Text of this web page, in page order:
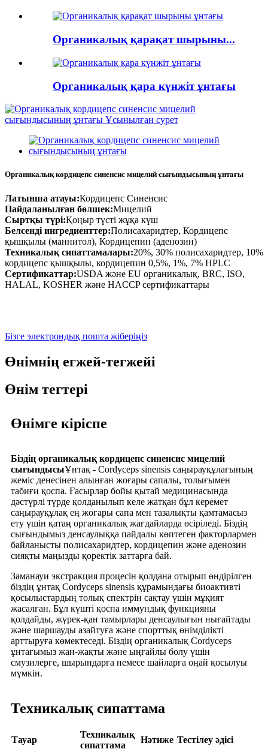
Органикалық қарақат шырыны...
Органикалық қара күнжіт ұнтағы
Органикалық кордицепс синенсис мицелий сығындысының ұнтағы
Латынша атауы:Кордицепс Синенсис
Пайдаланылған бөлшек:Мицелий
Сыртқы түрі:Қоңыр түсті жұқа күш
Белсенді ингредиенттер:Полисахаридтер, Кордицепс
қышқылы (маннитол), Кордицепин (аденозин)
Техникалық сипаттамалары:20%, 30% полисахаридтер, 10%
кордицепс қышқылы, кордицепин 0,5%, 1%, 7% HPLC
Сертификаттар:USDA және EU органикалық, BRC, ISO,
HALAL, KOSHER және HACCP сертификаттары
Бізге электрондық пошта жіберіңіз
Өнімнің егжей-тегжейі
Өнім тегтері
Өнімге кіріспе
Біздің органикалық кордицепс синенсис мицелий
сығындысыҰнтақ - Cordyceps sinensis саңырауқұлағының
жеміс денесінен алынған жоғары сапалы, толығымен
табиғи қоспа. Ғасырлар бойы қытай медицинасында
дәстүрлі түрде қолданылып келе жатқан бұл керемет
саңырауқұлақ ең жоғары сапа мен тазалықты қамтамасыз
ету үшін қатаң органикалық жағдайларда өсіріледі. Біздің
сығындымыз денсаулыққа пайдалы көптеген факторлармен
байланысты полисахаридтер, кордицепин және аденозин
сияқты маңызды қоректік заттарға бай.
Заманауи экстракция процесін қолдана отырып өндірілген
біздің ұнтақ Cordyceps sinensis құрамындағы биоактивті
қосылыстардың толық спектрін сақтау үшін мұқият
жасалған. Бұл күшті қоспа иммундық функцияны
қолдайды, жүрек-қан тамырлары денсаулығын нығайтады
және шаршауды азайтуға және спорттық өнімділікті
арттыруға көмектеседі. Біздің органикалық Cordyceps
ұнтағымыз жан-жақты және ыңғайлы болу үшін
смузилерге, шырындарға немесе шайларға оңай қосылуы
мүмкін.
Техникалық сипаттама
Тауар
Техникалық
сипаттама
Нәтиже Тестілеу әдісі